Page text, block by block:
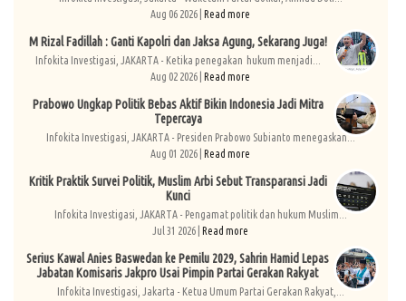
Aug 06 2026 | Read more
M Rizal Fadillah : Ganti Kapolri dan Jaksa Agung, Sekarang Juga!
Infokita Investigasi, JAKARTA - Ketika penegakan hukum menjadi...
Aug 02 2026 | Read more
Prabowo Ungkap Politik Bebas Aktif Bikin Indonesia Jadi Mitra
Tepercaya
Infokita Investigasi, JAKARTA - Presiden Prabowo Subianto menegaskan...
Aug 01 2026 | Read more
Kritik Praktik Survei Politik, Muslim Arbi Sebut Transparansi Jadi
Kunci
Infokita Investigasi, JAKARTA - Pengamat politik dan hukum Muslim...
Jul 31 2026 | Read more
Serius Kawal Anies Baswedan ke Pemilu 2029, Sahrin Hamid Lepas
Jabatan Komisaris Jakpro Usai Pimpin Partai Gerakan Rakyat
Infokita Investigasi, Jakarta - Ketua Umum Partai Gerakan Rakyat,...